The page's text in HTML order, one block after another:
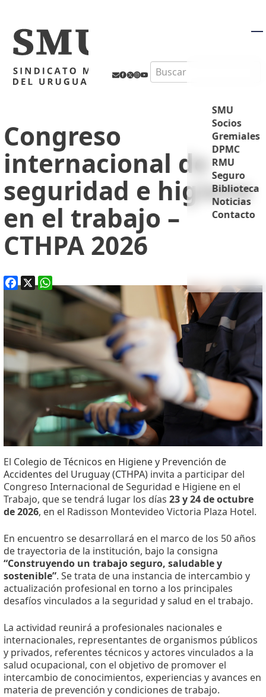
Search
SMU
Socios
Gremiales
DPMC
RMU
Seguro
Biblioteca
Noticias
Contacto
Congreso
internacional de
seguridad e higiene
en el trabajo –
CTHPA 2026
WhatsApp
El Colegio de Técnicos en Higiene y Prevención de
Accidentes del Uruguay (CTHPA) invita a participar del
Congreso Internacional de Seguridad e Higiene en el
Trabajo, que se tendrá lugar los días 23 y 24 de octubre
de 2026, en el Radisson Montevideo Victoria Plaza Hotel.
En encuentro se desarrollará en el marco de los 50 años
de trayectoria de la institución, bajo la consigna
“Construyendo un trabajo seguro, saludable y
sostenible”. Se trata de una instancia de intercambio y
actualización profesional en torno a los principales
desafíos vinculados a la seguridad y salud en el trabajo.
La actividad reunirá a profesionales nacionales e
internacionales, representantes de organismos públicos
y privados, referentes técnicos y actores vinculados a la
salud ocupacional, con el objetivo de promover el
intercambio de conocimientos, experiencias y avances en
materia de prevención y condiciones de trabajo.